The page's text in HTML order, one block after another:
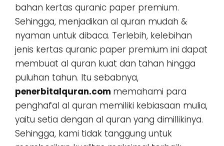
bahan kertas quranic paper premium.
Sehingga, menjadikan al quran mudah &
nyaman untuk dibaca. Terlebih, kelebihan
jenis kertas quranic paper premium ini dapat
membuat al quran kuat dan tahan hingga
puluhan tahun. Itu sebabnya,
penerbitalquran.com memahami para
penghafal al quran memiliki kebiasaan mulia,
yaitu setia dengan al quran yang dimillikinya.
Sehingga, kami tidak tanggung untuk